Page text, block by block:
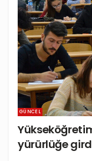
GÜNCEL
yürürlüğe